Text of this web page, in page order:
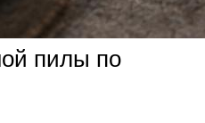
пилы по